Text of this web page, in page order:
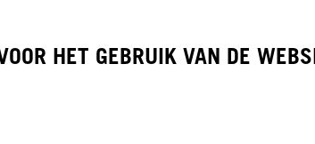
HET GEBRUIK VAN DE